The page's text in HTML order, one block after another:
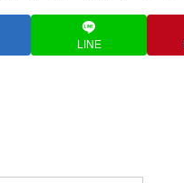
LINE